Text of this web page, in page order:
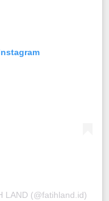
LAND (@fatihland.id)